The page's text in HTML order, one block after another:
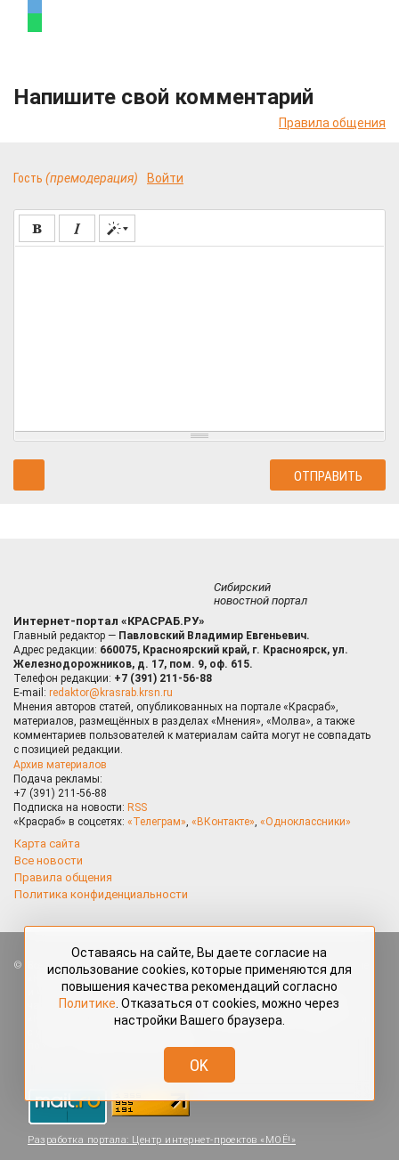
Напишите свой комментарий
Правила общения
Гость (премодерация) Войти
Сибирский
новостной портал
Интернет-портал «КРАСРАБ.РУ»
Главный редактор — Павловский Владимир Евгеньевич.
Адрес редакции: 660075, Красноярский край, г. Красноярск, ул.
Железнодорожников, д. 17, пом. 9, оф. 615.
Телефон редакции: +7 (391) 211-56-88
E-mail: redaktor@krasrab.krsn.ru
Мнения авторов статей, опубликованных на портале «Красраб»,
материалов, размещённых в разделах «Мнения», «Молва», а также
комментариев пользователей к материалам сайта могут не совпадать
с позицией редакции.
Архив материалов
Подача рекламы:
+7 (391) 211-56-88
Подписка на новости: RSS
«Красраб» в соцсетях: «Телеграм», «ВКонтакте», «Одноклассники»
Карта сайта
Все новости
Правила общения
Политика конфиденциальности
Все права защищены. Любые материалы, размещённые на портале
«Красраб.ру» сотрудниками редакции, нештатными авторами
и читателями, являются объектами авторского права. Полное или
частичное использование материалов, размещённых на портале
«Красраб.ру», допускается только с письменного согласия редакции
redaktor@krasrab.krsn.ru.
Разработка портала: Центр интернет-проектов «МОЁ!»
Оставаясь на сайте, Вы даете согласие на
использование cookies, которые применяются для
повышения качества рекомендаций согласно
Политике . Отказаться от cookies, можно через
настройки Вашего браузера.
OK